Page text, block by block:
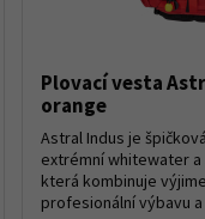
Plovací vesta
orange
Astral Indus je
extrémní whitewater
která kombinuje
profesionální výbavu